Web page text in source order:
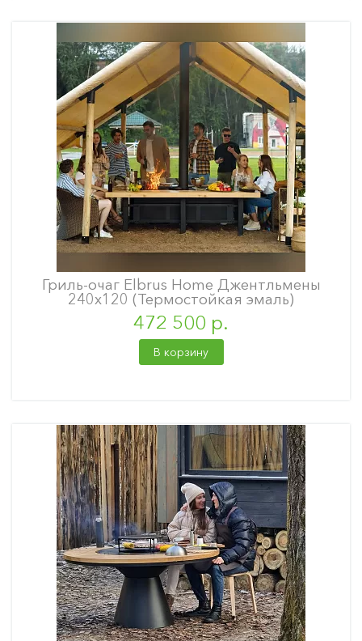
Гриль-очаг Elbrus Home Джентльмены
240х120 (Термостойкая эмаль)
472 500 р.
В корзину